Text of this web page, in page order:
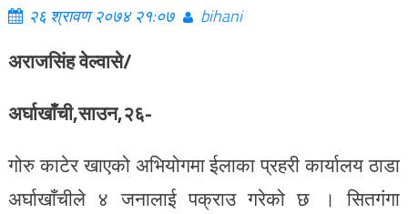
२६ श्रावण २०७४ २१:०७ bihani
अराजसिंह वेल्वासे/
अर्घाखाँची,साउन,२६-
गोरु काटेर खाएको अभियोगमा ईलाका प्रहरी कार्यालय ठाडा
अर्घाखाँचीले ४ जनालाई पक्राउ गरेको छ । सितगंगा